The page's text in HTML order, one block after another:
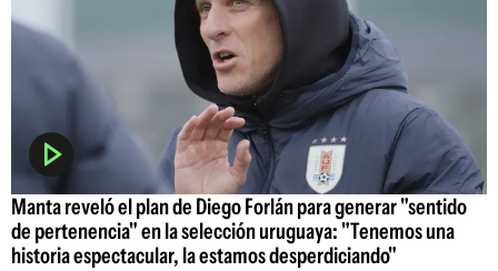
Manta reveló el plan de Diego Forlán para generar "sentido
de pertenencia" en la selección uruguaya: "Tenemos una
historia espectacular, la estamos desperdiciando"